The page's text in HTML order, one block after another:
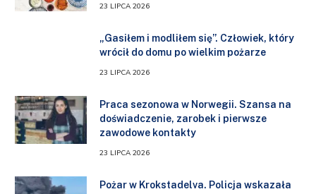
23 LIPCA 2026
„Gasiłem i modliłem się”. Człowiek, który
wrócił do domu po wielkim pożarze
23 LIPCA 2026
Praca sezonowa w Norwegii. Szansa na
doświadczenie, zarobek i pierwsze
zawodowe kontakty
23 LIPCA 2026
Pożar w Krokstadelva. Policja wskazała